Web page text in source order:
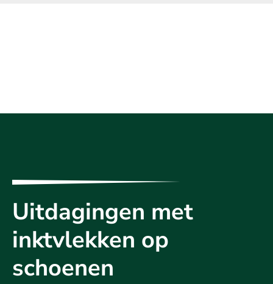
Uitdagingen met
inktvlekken op
schoenen